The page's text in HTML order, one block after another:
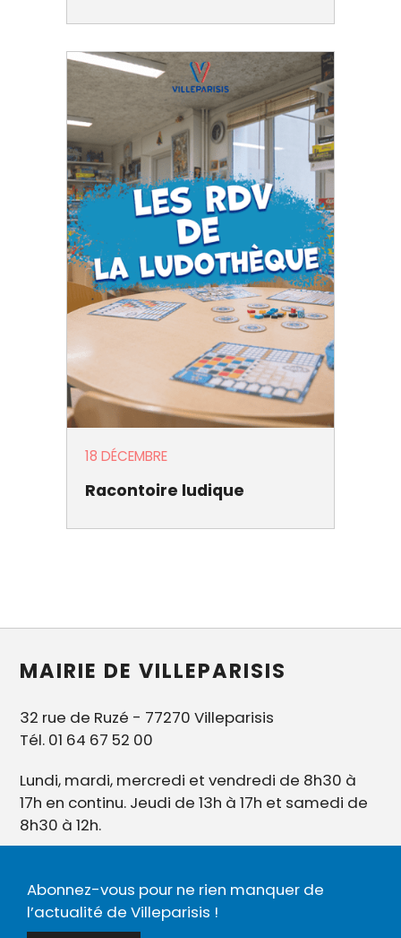
18 DÉCEMBRE
Racontoire ludique
MAIRIE DE VILLEPARISIS
32 rue de Ruzé - 77270 Villeparisis
Tél. 01 64 67 52 00
Lundi, mardi, mercredi et vendredi de 8h30 à
17h en continu. Jeudi de 13h à 17h et samedi de
8h30 à 12h.
Abonnez-vous pour ne rien manquer de
l’actualité de Villeparisis !